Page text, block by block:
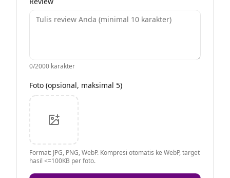
0/2000 karakter
Foto (opsional, maksimal 5)
Format: JPG, PNG, WebP. Kompresi otomatis ke WebP, target
hasil <=100KB per foto.